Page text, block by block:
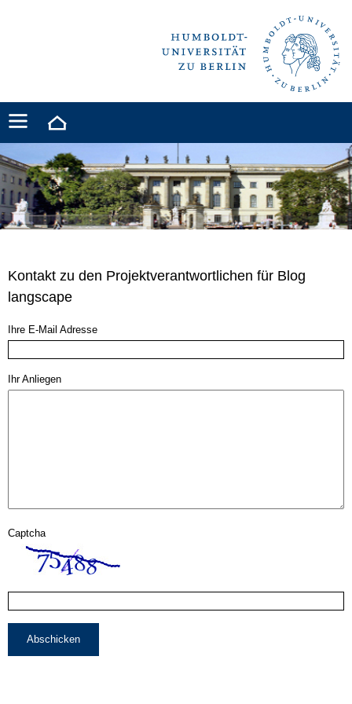
Kontakt zu den Projektverantwortlichen für Blog
langscape
Ihre E-Mail Adresse
Ihr Anliegen
Captcha
Abschicken